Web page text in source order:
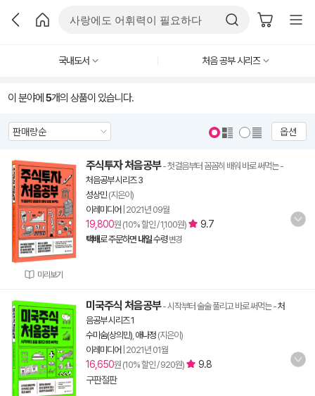
국내도서 처음 공부 시리즈
이 분야에 5개의 상품이 있습니다.
옵션
미리보기
주식투자 처음공부- 첫걸음부터 꼼꼼히 배워 바로 써먹는-
처음공부 시리즈 3
성상민(지은이)
이레미디어 2021년 09월
19,800원 (10% 할인 / 1,100원) 9.7
택배로 주문하면 내일수령 변경
미국주식 처음공부- 시작부터 술술 풀리고 바로 써먹는-처
음공부 시리즈 1
수미숨(상의민) 애나정 (지은이)
이레미디어 2021년 01월
16,650원 (10% 할인 / 920원)
9.8
구판절판